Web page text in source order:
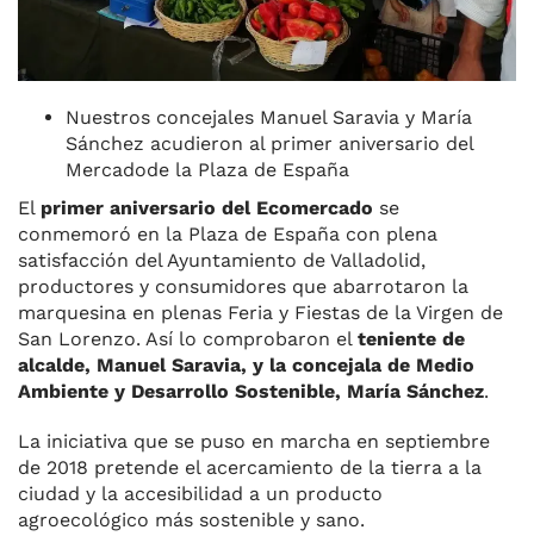
Nuestros concejales Manuel Saravia y María
Sánchez acudieron al primer aniversario del
Mercadode la Plaza de España
El primer aniversario del Ecomercado se
conmemoró en la Plaza de España con plena
satisfacción del Ayuntamiento de Valladolid,
productores y consumidores que abarrotaron la
marquesina en plenas Feria y Fiestas de la Virgen de
San Lorenzo. Así lo comprobaron el teniente de
alcalde, Manuel Saravia, y la concejala de Medio
Ambiente y Desarrollo Sostenible, María Sánchez.
La iniciativa que se puso en marcha en septiembre
de 2018 pretende el acercamiento de la tierra a la
ciudad y la accesibilidad a un producto
agroecológico más sostenible y sano.